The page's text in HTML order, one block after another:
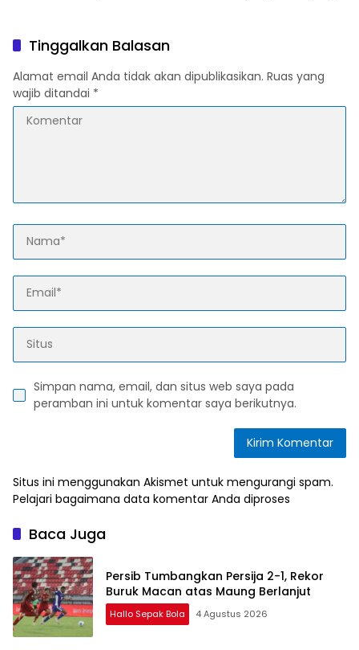
Tinggalkan Balasan
Alamat email Anda tidak akan dipublikasikan. Ruas yang
wajib ditandai *
Simpan nama, email, dan situs web saya pada
peramban ini untuk komentar saya berikutnya.
Situs ini menggunakan Akismet untuk mengurangi spam.
Pelajari bagaimana data komentar Anda diproses
Baca Juga
Persib Tumbangkan Persija 2-1, Rekor
Buruk Macan atas Maung Berlanjut
Hallo Sepak Bola 4 Agustus 2026